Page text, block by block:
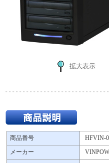
拡大表示
商品番号
HFVIN-
メーカー